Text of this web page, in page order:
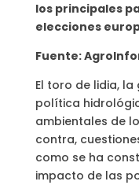
los principales
elecciones
Fuente:
El toro de lidia,
política
ambientales de
contra,
como se ha
impacto de las